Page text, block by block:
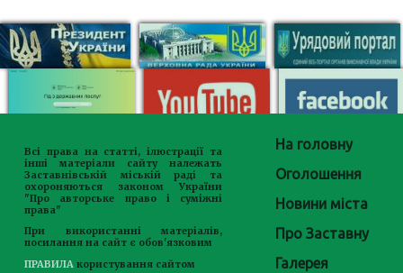
Всі права на статті, ілюстрації та
інші матеріали сайту належать
Заставнівській міській раді та
охороняються законом України
"Про авторське право і суміжні
права"
При використанні матеріалів,
посилання на сайт є обов'язковим
ПРАВИЛА користування сайтом
На головну
Оголошення
Новини міста
Про Заставну
Галерея